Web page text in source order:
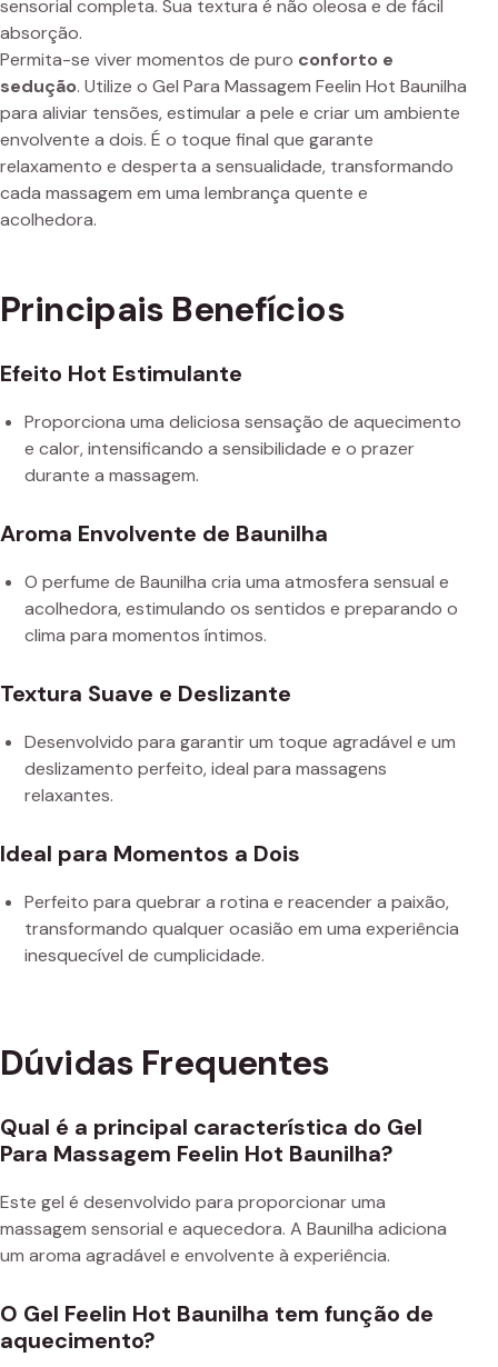
sensorial completa. Sua textura é não oleosa e de fácil
absorção.
Permita-se viver momentos de puro conforto e
sedução. Utilize o Gel Para Massagem Feelin Hot Baunilha
para aliviar tensões, estimular a pele e criar um ambiente
envolvente a dois. É o toque final que garante
relaxamento e desperta a sensualidade, transformando
cada massagem em uma lembrança quente e
acolhedora.
Principais Benefícios
Efeito Hot Estimulante
Proporciona uma deliciosa sensação de aquecimento
e calor, intensificando a sensibilidade e o prazer
durante a massagem.
Aroma Envolvente de Baunilha
O perfume de Baunilha cria uma atmosfera sensual e
acolhedora, estimulando os sentidos e preparando o
clima para momentos íntimos.
Textura Suave e Deslizante
Desenvolvido para garantir um toque agradável e um
deslizamento perfeito, ideal para massagens
relaxantes.
Ideal para Momentos a Dois
Perfeito para quebrar a rotina e reacender a paixão,
transformando qualquer ocasião em uma experiência
inesquecível de cumplicidade.
Dúvidas Frequentes
Qual é a principal característica do Gel
Para Massagem Feelin Hot Baunilha?
Este gel é desenvolvido para proporcionar uma
massagem sensorial e aquecedora. A Baunilha adiciona
um aroma agradável e envolvente à experiência.
O Gel Feelin Hot Baunilha tem função de
aquecimento?